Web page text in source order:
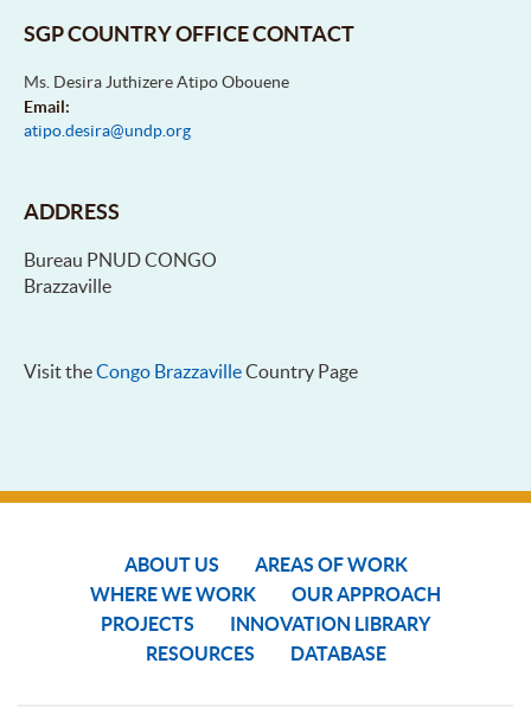
SGP COUNTRY OFFICE CONTACT
Ms. Desira Juthizere Atipo Obouene
Email:
atipo.desira@undp.org
ADDRESS
Bureau PNUD CONGO
Brazzaville
Visit theCongo BrazzavilleCountry Page
ABOUT US
AREAS OF WORK
WHERE WE WORK
OUR APPROACH
PROJECTS
INNOVATION LIBRARY
RESOURCES
DATABASE